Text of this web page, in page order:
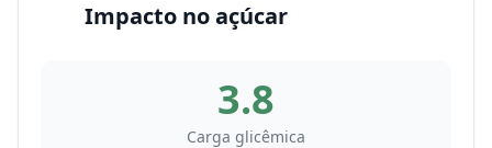
Impacto no açúcar
3.8
Carga glicêmica